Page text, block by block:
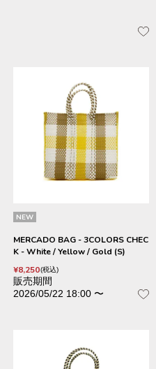
NEW
MERCADO BAG - 3COLORS CHEC
K - White / Yellow / Gold (S)
¥8,250 税込
販売期間
2026/05/22 18:00 〜